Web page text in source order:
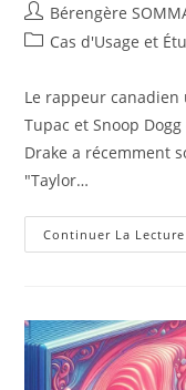
Auteur/autrice
de
Bérengère
PostCas d'Usage et
Le rappeur
Tupac et Snoop
Drake a récemment
"Taylor…
Continuer La Lecture